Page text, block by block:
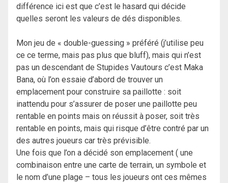
différence ici est que c’est le hasard qui décide
quelles seront les valeurs de dés disponibles.
Mon jeu de « double-guessing » préféré (j’utilise peu
ce ce terme, mais pas plus que bluff), mais qui n’est
pas un descendant de Stupides Vautours c’est Maka
Bana, où l’on essaie d’abord de trouver un
emplacement pour construire sa paillotte : soit
inattendu pour s’assurer de poser une paillotte peu
rentable en points mais on réussit à poser, soit très
rentable en points, mais qui risque d’être contré par un
des autres joueurs car très prévisible.
Une fois que l’on a décidé son emplacement ( une
combinaison entre une carte de terrain, un symbole et
le nom d’une plage – tous les joueurs ont ces mêmes